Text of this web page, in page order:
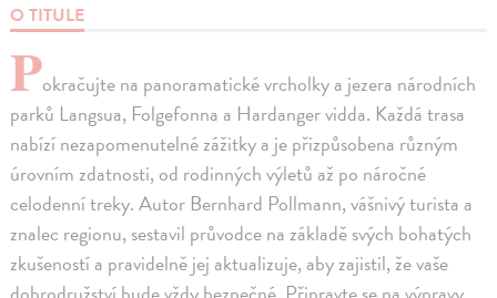
O TITULE
Pokračujte na panoramatické vrcholky a jezera národních
parků Langsua, Folgefonna a Hardanger vidda. Každá trasa
nabízí nezapomenutelné zážitky a je přizpůsobena různým
úrovním zdatnosti, od rodinných výletů až po náročné
celodenní treky. Autor Bernhard Pollmann, vášnivý turista a
znalec regionu, sestavil průvodce na základě svých bohatých
zkušeností a pravidelně jej aktualizuje, aby zajistil, že vaše